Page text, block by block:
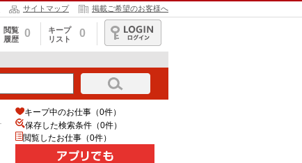
サイトマップ 掲載ご希望のお客様へ
閲覧
履歴
0
キープ
リスト
0
ログイン
キープ中のお仕事（0件）
保存した検索条件（0件）
閲覧したお仕事（0件）